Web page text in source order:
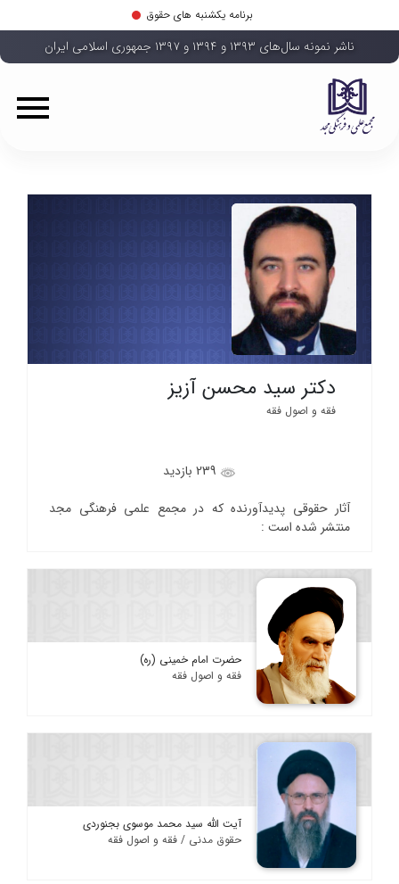
برنامه یکشنبه های حقوق
ناشر نمونه سال‌های ۱۳۹۳ و ۱۳۹۴ و ۱۳۹۷ جمهوری اسلامی ایران
دکتر سید محسن آزیز
فقه و اصول فقه
آثار حقوقی پدیدآورنده که در مجمع علمی فرهنگی مجد
منتشر شده است :
حضرت امام خمینی (ره)
فقه و اصول فقه
آیت الله سید محمد موسوی بجنوردی
حقوق مدنی / فقه و اصول فقه